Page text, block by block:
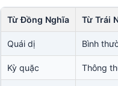
Từ Đồng Nghĩa Từ Trái
Quái dị Bình
Kỳ quặc Thông